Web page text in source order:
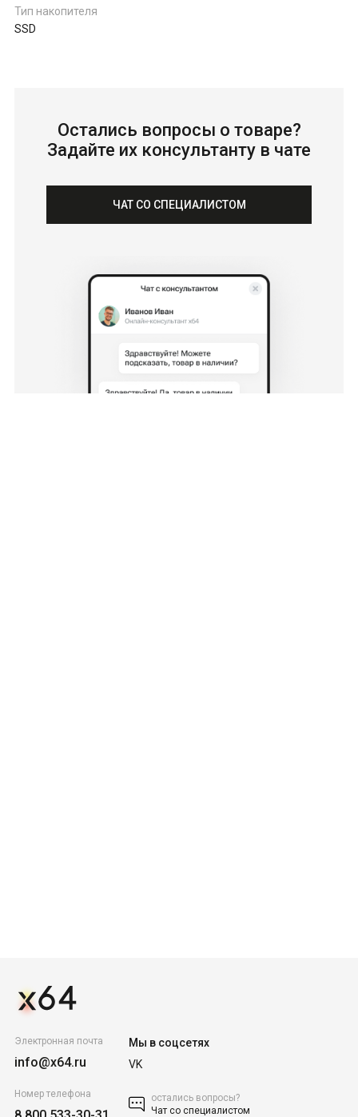
Тип накопителя
SSD
Остались вопросы о товаре?
Задайте их консультанту в чате
ЧАТ СО СПЕЦИАЛИСТОМ
Электронная почта
info@x64.ru
Номер телефона
Мы в соцсетях
VK
остались вопросы?
Чат со специалистом